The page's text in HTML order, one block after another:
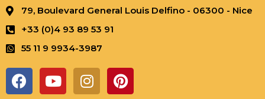
79, Boulevard General Louis Delfino - 06300 - Nice
+33 (0)4 93 89 53 91
55 11 9 9934-3987
F
a
Y
o
I
n
P
i